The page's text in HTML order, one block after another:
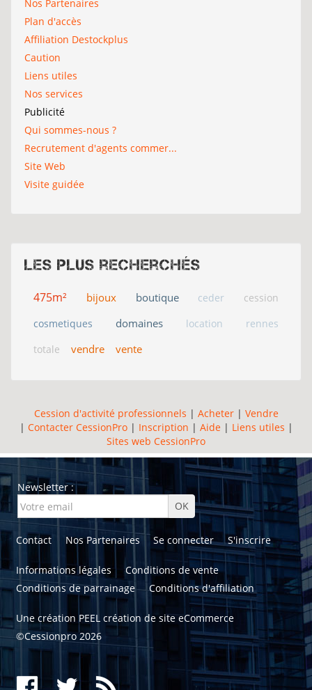
Nos Partenaires
Plan d'accès
Affiliation Destockplus
Caution
Liens utiles
Nos services
Publicité
Qui sommes-nous ?
Recrutement d'agents commer...
Site Web
Visite guidée
Les plus recherchés
475m² bijoux boutique ceder
cession
cosmetiques
domaines location
rennes
totale
vendre vente
Cession d'activité professionnels | Acheter| Vendre
| Contacter CessionPro| Inscription | Aide| Liens utiles |
Sites web CessionPro
Newsletter :
Contact Nos Partenaires Se connecter S'inscrire
Informations légales
Conditions de vente
Conditions de parrainage
Conditions d'affiliation
Une création PEEL création de site eCommerce
©Cessionpro 2026